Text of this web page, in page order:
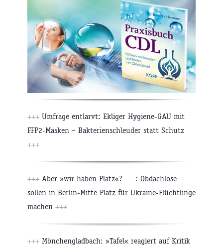
+++ Umfrage entlarvt: Ekliger Hygiene-GAU mit
FFP2-Masken – Bakterienschleuder statt Schutz
+++
+++ Aber »wir haben Platz«? … : Obdachlose
sollen in Berlin-Mitte Platz für Ukraine-Flüchtlinge
machen +++
+++ Mönchengladbach: »Tafel« reagiert auf Kritik